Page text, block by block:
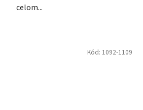
celom...
Kód: 1092-1109